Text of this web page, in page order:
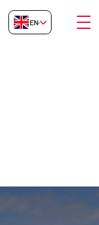
EN-GB